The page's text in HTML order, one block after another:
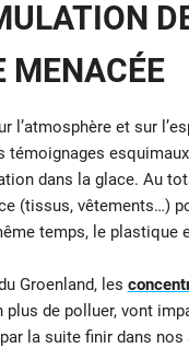
MENACÉE
l’atmosphère et sur
témoignages
dans la glace. Au
(tissus, vêtements…)
temps, le plastique
Groenland, les
de polluer, vont
la suite finir dans